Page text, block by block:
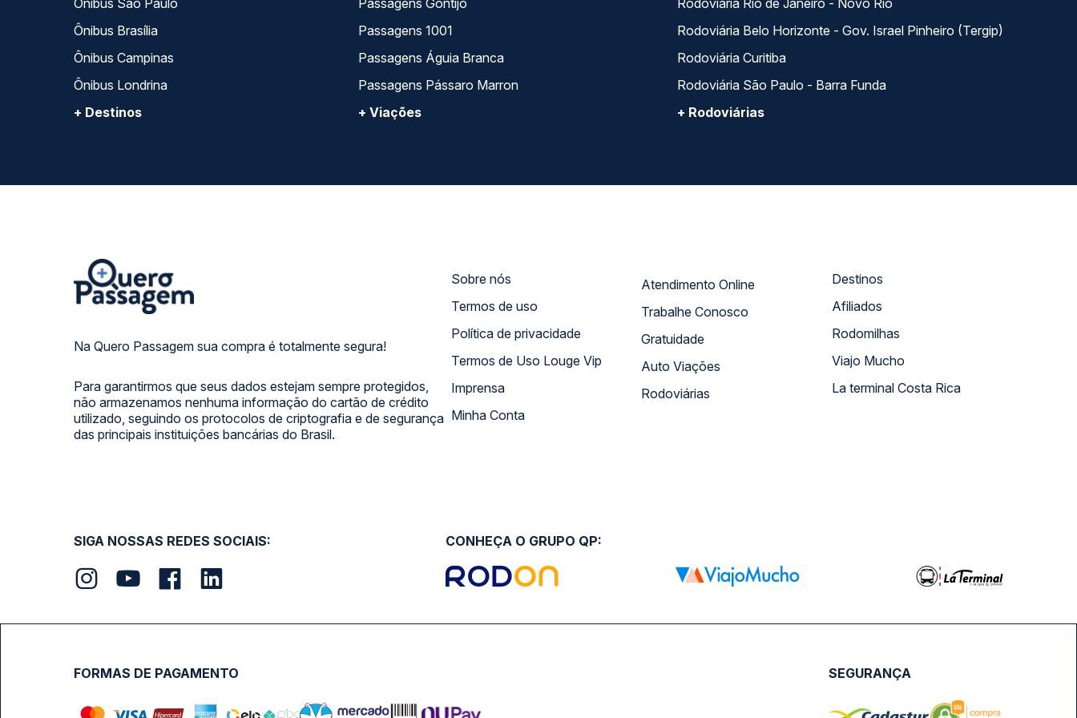
Ônibus São Paulo
Ônibus Brasília
Ônibus Campinas
Ônibus Londrina
+ Destinos
Passagens Gontijo
Passagens 1001
Passagens Águia Branca
Passagens Pássaro Marron
+ Viações
Rodoviária Rio de Janeiro - Novo Rio
Rodoviária Belo Horizonte - Gov. Israel Pinheiro (Tergip)
Rodoviária Curitiba
Rodoviária São Paulo - Barra Funda
+ Rodoviárias
Na Quero Passagem sua compra é totalmente segura!
Para garantirmos que seus dados estejam sempre protegidos,
não armazenamos nenhuma informação do cartão de crédito
utilizado, seguindo os protocolos de criptografia e de segurança
das principais instituições bancárias do Brasil.
Sobre nós
Termos de uso
Política de privacidade
Termos de Uso Louge Vip
Imprensa
Minha Conta
Atendimento Online
Trabalhe Conosco
Gratuidade
Auto Viações
Rodoviárias
Destinos
Afiliados
Rodomilhas
Viajo Mucho
La terminal Costa Rica
SIGA NOSSAS REDES SOCIAIS: CONHEÇA O GRUPO QP:
FORMAS DE PAGAMENTO SEGURANÇA